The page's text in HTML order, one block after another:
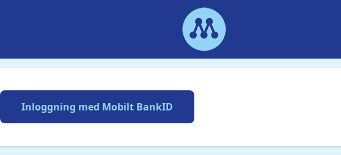
Inloggning med Mobilt BankID